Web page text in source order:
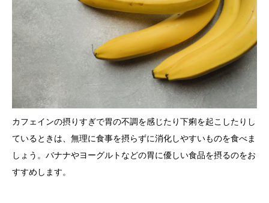
カフェインの摂りすぎで胃の不調を感じたり下痢を起こしたりし
ているときは、無理に食事を摂らずに消化しやすいものを食べま
しょう。バナナやヨーグルトなどの胃に優しい食品を摂るのをお
すすめします。